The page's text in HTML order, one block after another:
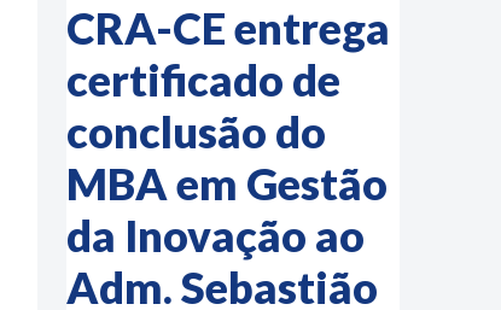
CRA-CE entrega
certificado de
conclusão do
MBA em Gestão
da Inovação ao
Adm. Sebastião